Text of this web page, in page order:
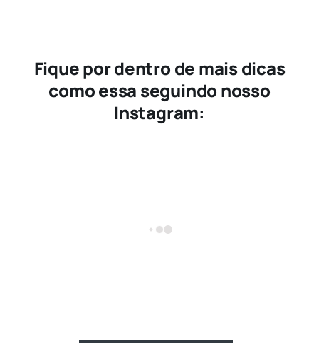
Fique por dentro de mais dicas
como essa seguindo nosso
Instagram: